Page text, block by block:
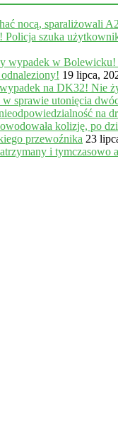
nocą, sparaliżowali
szuka
wypadek w
19 lipca,
na DK32! Nie
w sprawie utonięcia
na
kolizję, po
przewoźnika 23
i tymczasowo